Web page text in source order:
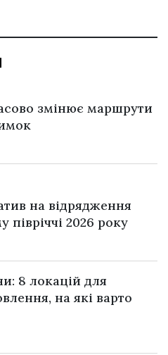
змінює маршрути
на відрядження
2026 року
8 локацій для
на які варто